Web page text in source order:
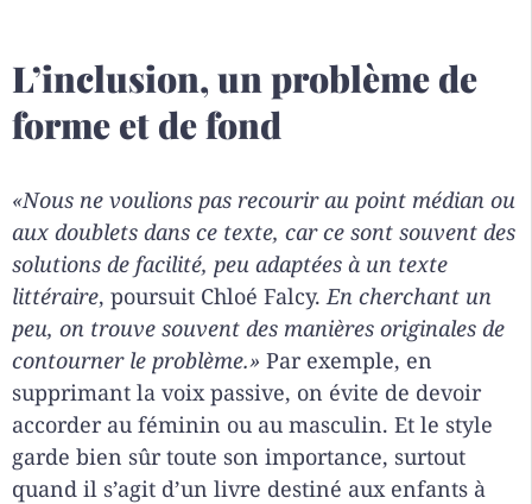
L’inclusion, un problème de
forme et de fond
«Nous ne voulions pas recourir au point médian ou
aux doublets dans ce texte, car ce sont souvent des
solutions de facilité, peu adaptées à un texte
littéraire, poursuit Chloé Falcy. En cherchant un
peu, on trouve souvent des manières originales de
contourner le problème.» Par exemple, en
supprimant la voix passive, on évite de devoir
accorder au féminin ou au masculin. Et le style
garde bien sûr toute son importance, surtout
quand il s’agit d’un livre destiné aux enfants à